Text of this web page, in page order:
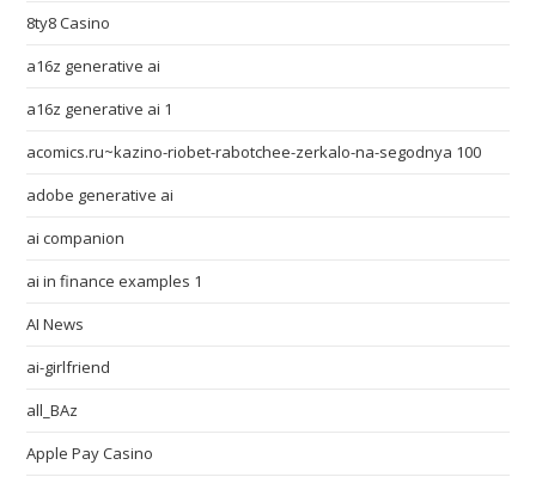
8ty8 Casino
a16z generative ai
a16z generative ai 1
acomics.ru~kazino-riobet-rabotchee-zerkalo-na-segodnya 100
adobe generative ai
ai companion
ai in finance examples 1
AI News
ai-girlfriend
all_BAz
Apple Pay Casino